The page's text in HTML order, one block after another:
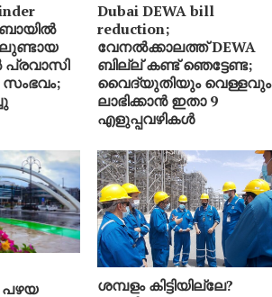
സംഭവം;
Dubai DEWA bill
reduction;
വേനൽക്കാലത്ത് DEWA
ബില്ല് കണ്ട് ഞെട്ടേണ്ട;
വൈദ്യുതിയും വെള്ളവും
ലാഭിക്കാൻ ഇതാ 9
എളുപ്പവഴികൾ
പഴയ
ശമ്പളം കിട്ടിയില്ലേ?